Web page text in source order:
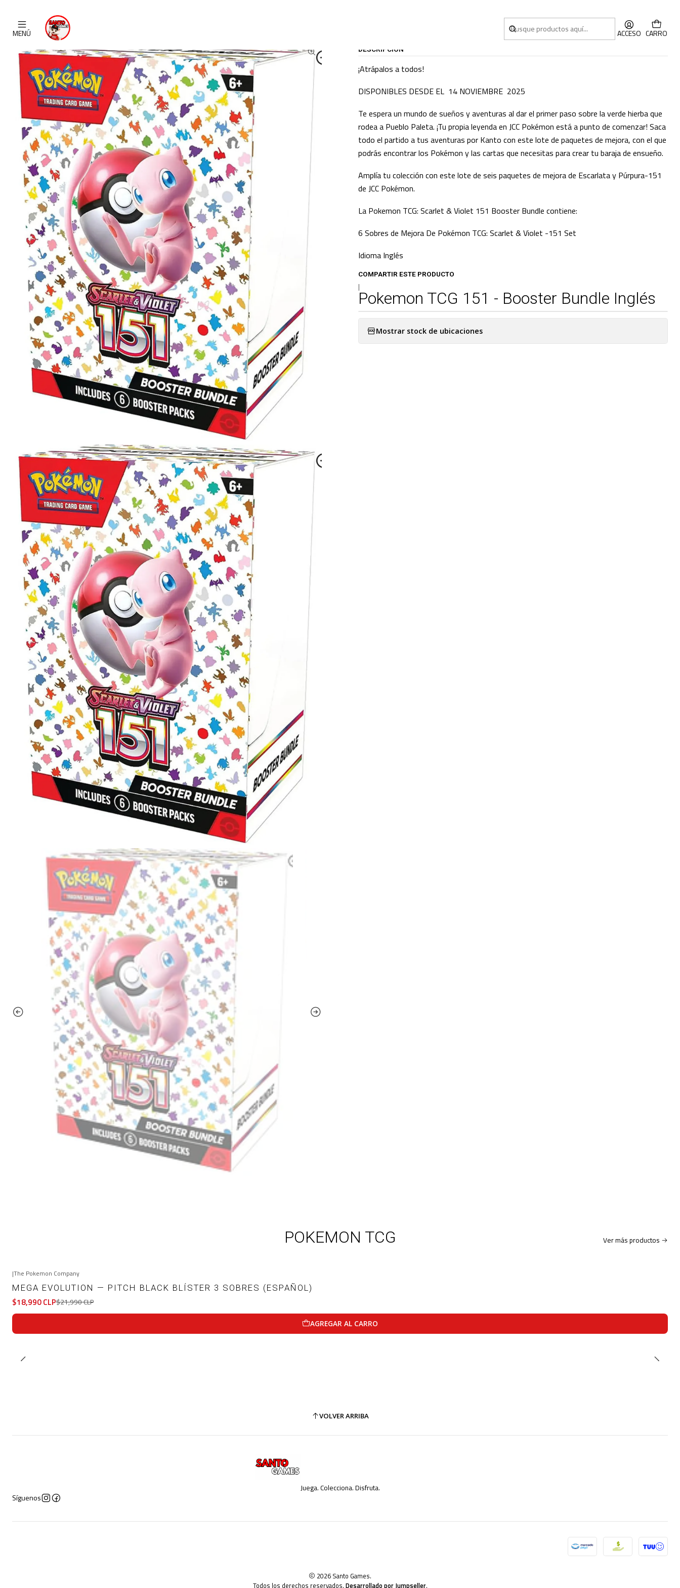
MENÚ ACCESO CARRO
DESCRIPCIÓN
¡Atrápalos a todos!
DISPONIBLES DESDE EL 14 NOVIEMBRE 2025
Te espera un mundo de sueños y aventuras al dar el primer paso sobre la verde hierba que
rodea a Pueblo Paleta. ¡Tu propia leyenda en JCC Pokémon está a punto de comenzar! Saca
todo el partido a tus aventuras por Kanto con este lote de paquetes de mejora, con el que
podrás encontrar los Pokémon y las cartas que necesitas para crear tu baraja de ensueño.
Amplía tu colección con este lote de seis paquetes de mejora de Escarlata y Púrpura-151
de JCC Pokémon.
La Pokemon TCG: Scarlet & Violet 151 Booster Bundle contiene:
6 Sobres de Mejora De Pokémon TCG: Scarlet & Violet -151 Set
Idioma Inglés
COMPARTIR ESTE PRODUCTO
|
Pokemon TCG 151 - Booster Bundle Inglés
Mostrar stock de ubicaciones
POKEMON TCG Ver más productos
|The Pokemon Company
MEGA EVOLUTION — PITCH BLACK BLÍSTER 3 SOBRES (ESPAÑOL)
$18,990 CLP$21,990 CLP
AGREGAR AL CARRO
VOLVER ARRIBA
Juega. Colecciona. Disfruta.
Síguenos
2026 Santo Games.
Todos los derechos reservados. Desarrollado por Jumpseller.